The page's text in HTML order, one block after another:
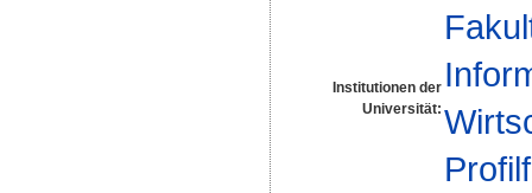
Institutionen der
Universität: